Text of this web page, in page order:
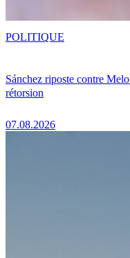
Sánchez riposte contre
rétorsion
07.08.2026
POLITIQUE